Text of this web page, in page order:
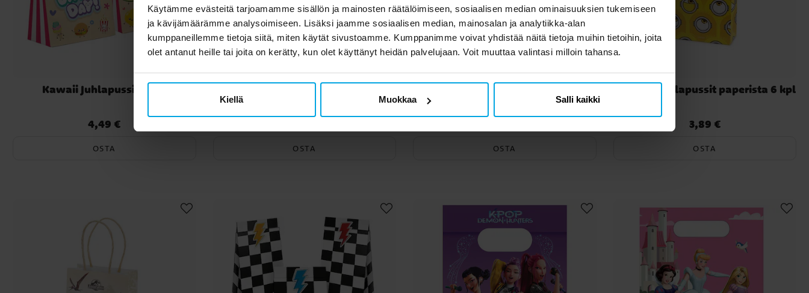
Käytämme evästeitä tarjoamamme sisällön ja mainosten räätälöimiseen, sosiaalisen median ominaisuuksien tukemiseen
ja kävijämäärämme analysoimiseen. Lisäksi jaamme sosiaalisen median, mainosalan ja analytiikka-alan
kumppaneillemme tietoja siitä, miten käytät sivustoamme. Kumppanimme voivat yhdistää näitä tietoja muihin tietoihin, joita
olet antanut heille tai joita on kerätty, kun olet käyttänyt heidän palvelujaan. Voit muuttaa valintasi milloin tahansa.
Kiellä Muokkaa Salli kaikki
Kawaii Juhlapussit 6 kpl
Hinta:4,49 €
4,49 €
OSTA
Maatila Herkkurasiat Traktori
OSTA
Maatila Popcornrasiat 6 kpl
OSTA
Minions Juhlapussit paperista 6 kpl
Hinta:3,89 €
3,89 €
OSTA